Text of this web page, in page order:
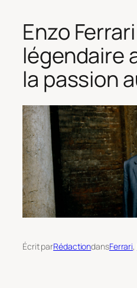
Enzo
légendaire
la passion
Écrit parRédactiondansFerrari,